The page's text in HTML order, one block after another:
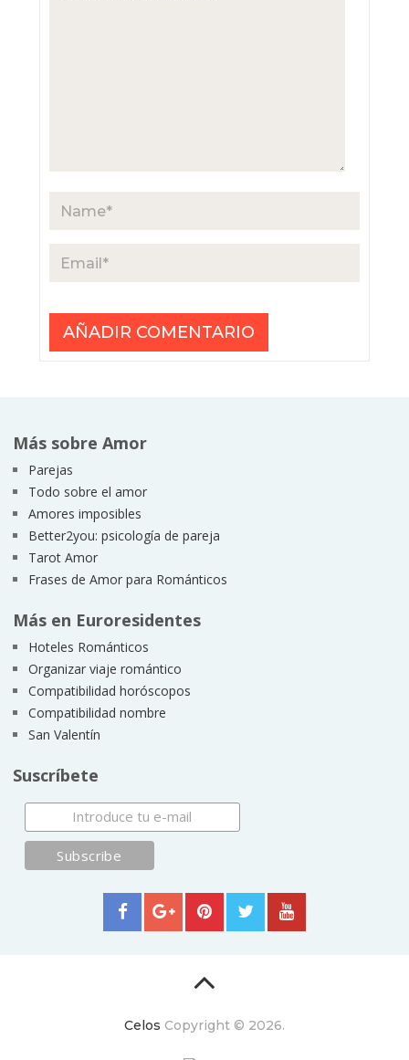
Más sobre Amor
Parejas
Todo sobre el amor
Amores imposibles
Better2you: psicología de pareja
Tarot Amor
Frases de Amor para Románticos
Más en Euroresidentes
Hoteles Románticos
Organizar viaje romántico
Compatibilidad horóscopos
Compatibilidad nombre
San Valentín
Suscríbete
Celos Copyright © 2026.